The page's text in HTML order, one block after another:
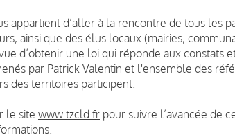
appartient d’aller à la rencontre de tous les
ainsi que des élus locaux (mairies,
d’obtenir une loi qui réponde aux constats
par Patrick Valentin et l'ensemble des
des territoires participent.
le site www.tzcld.fr pour suivre l’avancée de